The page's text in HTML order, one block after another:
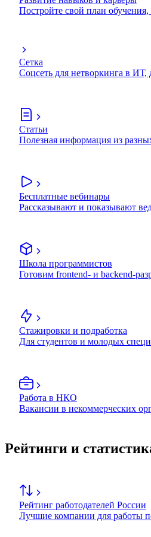
Постройте свой план
Сетка
Соцсеть для нетворкинга в
Статьи
Полезная информация из
Бесплатные вебинары
Рассказывают и показывают
Школа программистов
Готовим frontend- и backend-
Стажировки и подработка
Для студентов и молодых
Работа в НКО
Вакансии в некоммерческих
Рейтинги и
Рейтинг работодателей России
Лучшие компании для работы